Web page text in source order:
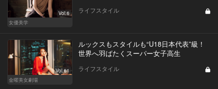
Vol.6
女優美学
ライフスタイル
Vol.61
金曜美女劇場
ルックスもスタイルも“U18日本代表”級！
世界へ羽ばたくスーパー女子高生
ライフスタイル